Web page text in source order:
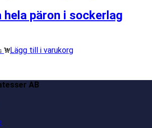
hela päron i sockerlag
Lägg till i varukorg
AB